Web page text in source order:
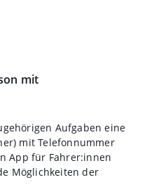
mit
Aufgaben eine
mit Telefonnummer
App für Fahrer:innen
Möglichkeiten der